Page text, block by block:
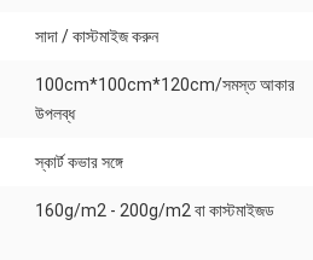
সাদা / কাস্টমাইজ করুন
100cm*100cm*120cm/সমস্ত আকার
উপলব্ধ
স্কার্ট কভার সঙ্গে
160g/m2 - 200g/m2 বা কাস্টমাইজড